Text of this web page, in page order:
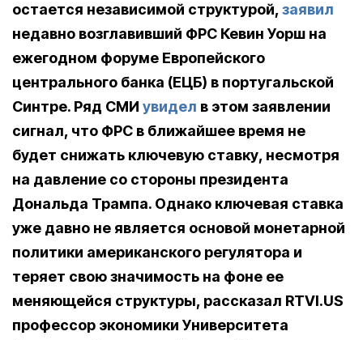
остается независимой структурой, заявил
недавно возглавивший ФРС Кевин Уорш на
ежегодном форуме Европейского
центрального банка (ЕЦБ) в португальской
Синтре. Ряд СМИ увидел в этом заявлении
сигнал, что ФРС в ближайшее время не
будет снижать ключевую ставку, несмотря
на давление со стороны президента
Дональда Трампа. Однако ключевая ставка
уже давно не является основой монетарной
политики американского регулятора и
теряет свою значимость на фоне ее
меняющейся структуры, рассказал RTVI.US
профессор экономики Университета